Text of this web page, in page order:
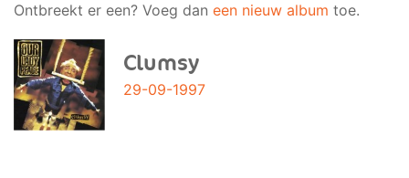
Ontbreekt er een? Voeg dan een nieuw album toe.
Clumsy
29-09-1997